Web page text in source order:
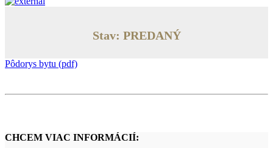
Stav: PREDANÝ
Pôdorys bytu (pdf)
CHCEM VIAC INFORMÁCIÍ: